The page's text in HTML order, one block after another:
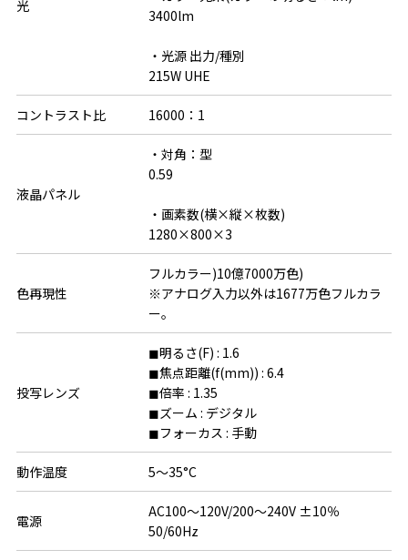
光
3400lm
・光源 出力/種別
215W UHE
コントラスト比 16000：1
液晶パネル
・対角：型
0.59
・画素数(横×縦×枚数)
1280×800×3
色再現性
フルカラー)10億7000万色)
※アナログ入力以外は1677万色フルカラ
ー。
投写レンズ
◼明るさ(F) : 1.6
◼焦点距離(f(mm)) : 6.4
◼倍率 : 1.35
◼ズーム : デジタル
◼フォーカス : 手動
動作温度 5～35°C
電源
AC100～120V/200～240V ±10％
50/60Hz